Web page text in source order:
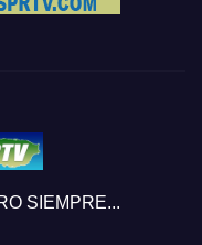
SIEMPRE...